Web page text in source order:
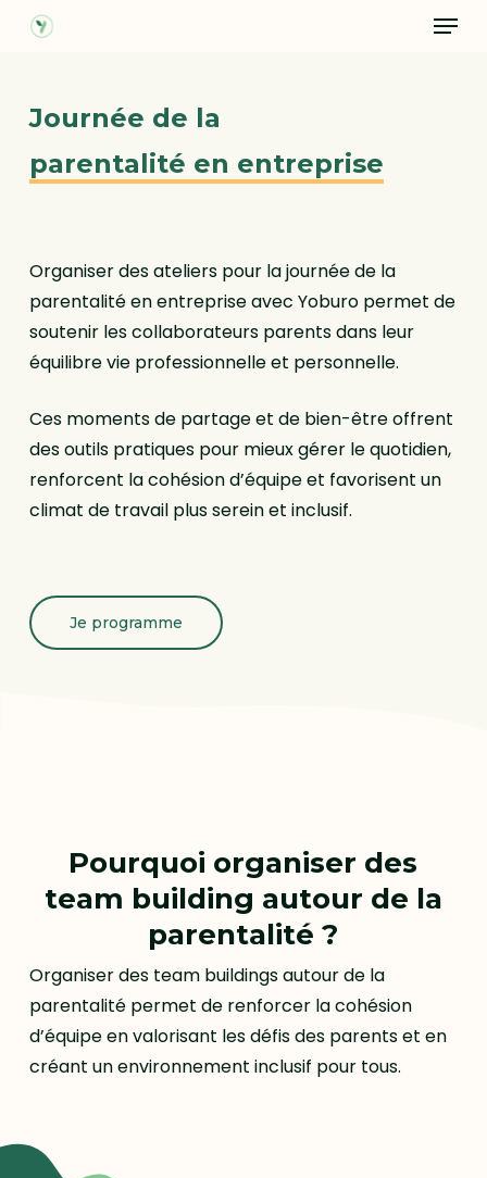
Skip
content
Menu
Journée de la
parentalité en entreprise
Organiser des ateliers pour la journée de la
parentalité en entreprise avec Yoburo permet de
soutenir les collaborateurs parents dans leur
équilibre vie professionnelle et personnelle.
Ces moments de partage et de bien-être offrent
des outils pratiques pour mieux gérer le quotidien,
renforcent la cohésion d’équipe et favorisent un
climat de travail plus serein et inclusif.
Je programme
Pourquoi organiser des
team building autour de la
parentalité ?
Organiser des team buildings autour de la
parentalité permet de renforcer la cohésion
d’équipe en valorisant les défis des parents et en
créant un environnement inclusif pour tous.